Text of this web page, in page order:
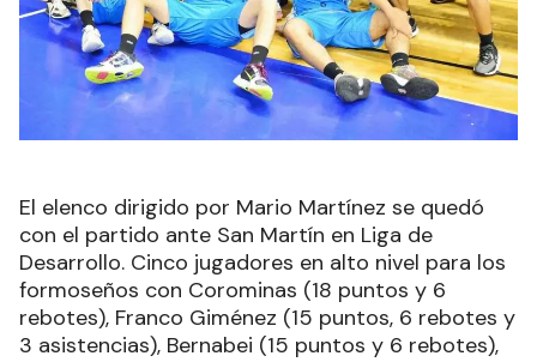
El elenco dirigido por Mario Martínez se quedó
con el partido ante San Martín en Liga de
Desarrollo. Cinco jugadores en alto nivel para los
formoseños con Corominas (18 puntos y 6
rebotes), Franco Giménez (15 puntos, 6 rebotes y
3 asistencias), Bernabei (15 puntos y 6 rebotes),